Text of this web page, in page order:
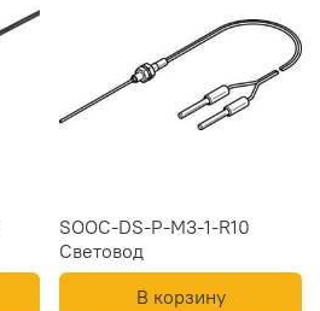
SOOC-DS-P-M3-1-R10
Световод
В корзину